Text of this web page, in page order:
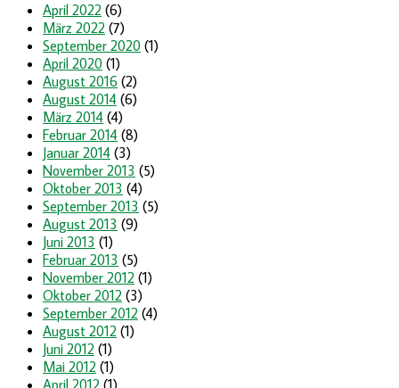
April 2022 (6)
März 2022 (7)
September 2020 (1)
April 2020 (1)
August 2016 (2)
August 2014 (6)
März 2014 (4)
Februar 2014 (8)
Januar 2014 (3)
November 2013 (5)
Oktober 2013 (4)
September 2013 (5)
August 2013 (9)
Juni 2013 (1)
Februar 2013 (5)
November 2012 (1)
Oktober 2012 (3)
September 2012 (4)
August 2012 (1)
Juni 2012 (1)
Mai 2012 (1)
April 2012 (1)